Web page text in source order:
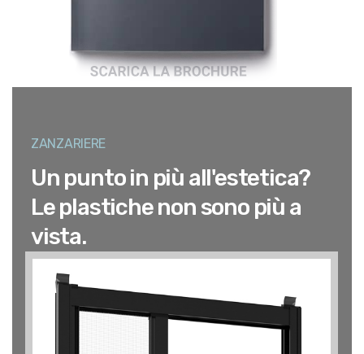
ZANZARIERE
Un punto in più all'estetica?
Le plastiche non sono più a
vista.